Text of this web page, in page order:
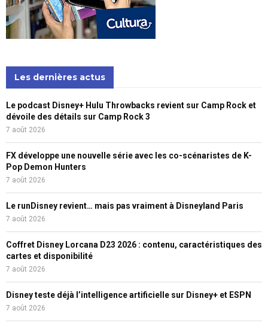
Les dernières actus
Le podcast Disney+ Hulu Throwbacks revient sur Camp Rock et
dévoile des détails sur Camp Rock 3
7 août 2026
FX développe une nouvelle série avec les co-scénaristes de K-
Pop Demon Hunters
7 août 2026
Le runDisney revient… mais pas vraiment à Disneyland Paris
7 août 2026
Coffret Disney Lorcana D23 2026 : contenu, caractéristiques des
cartes et disponibilité
7 août 2026
Disney teste déjà l’intelligence artificielle sur Disney+ et ESPN
7 août 2026